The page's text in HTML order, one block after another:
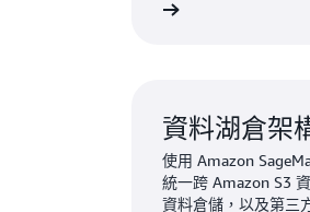
資料湖倉架
使用 Amazon
統一跨 Amazon S3
資料倉儲，以及第三